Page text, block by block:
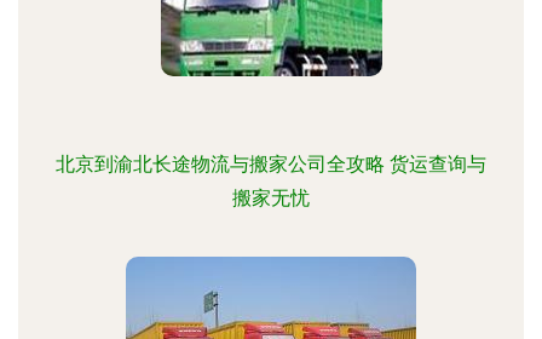
北京到渝北长途物流与搬家公司全攻略 货运查询与
搬家无忧